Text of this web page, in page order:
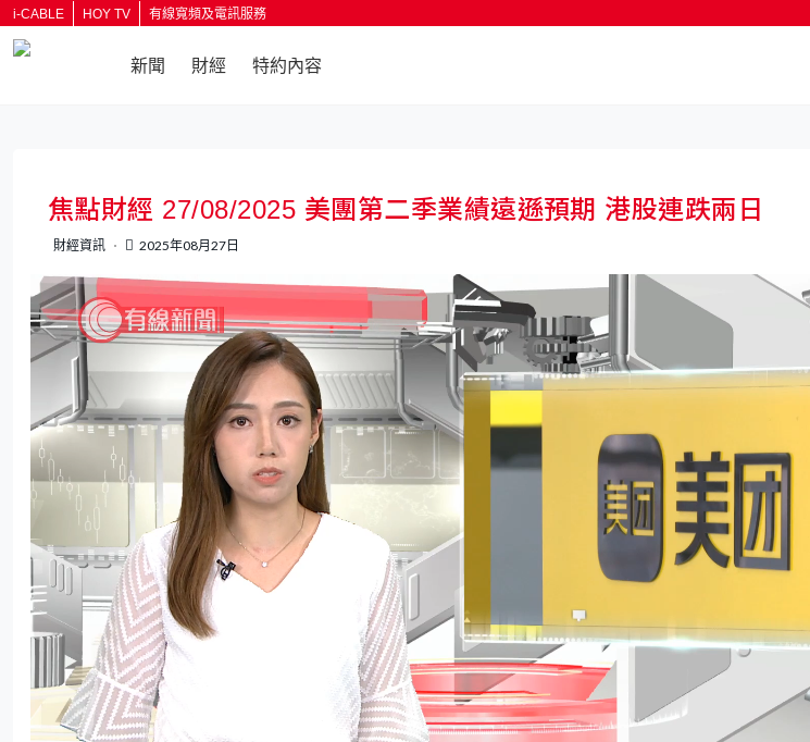
i-CABLE HOY TV 有線寬頻及電訊服務
新聞 財經 特約內容
焦點財經 27/08/2025 美團第二季業績遠遜預期 港股連跌兩日
財經資訊 2025年08月27日